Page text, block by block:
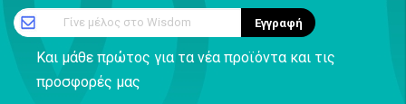
Γίνε μέλος στο Wisdom Εγγραφή
Και μάθε πρώτος για τα νέα προϊόντα και τις
προσφορές μας